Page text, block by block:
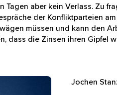
Tagen aber kein
Gespräche der
Mandaten abwägen
die Gewissheit
Haaren den manJochen